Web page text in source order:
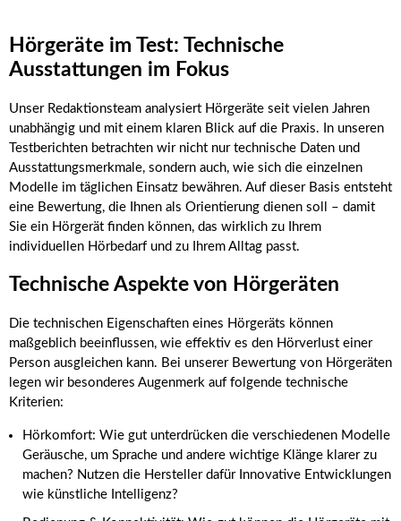
Hörgeräte im Test: Technische
Ausstattungen im Fokus
Unser Redaktionsteam analysiert Hörgeräte seit vielen Jahren
unabhängig und mit einem klaren Blick auf die Praxis. In unseren
Testberichten betrachten wir nicht nur technische Daten und
Ausstattungsmerkmale, sondern auch, wie sich die einzelnen
Modelle im täglichen Einsatz bewähren. Auf dieser Basis entsteht
eine Bewertung, die Ihnen als Orientierung dienen soll – damit
Sie ein Hörgerät finden können, das wirklich zu Ihrem
individuellen Hörbedarf und zu Ihrem Alltag passt.
Technische Aspekte von Hörgeräten
Die technischen Eigenschaften eines Hörgeräts können
maßgeblich beeinflussen, wie effektiv es den Hörverlust einer
Person ausgleichen kann. Bei unserer Bewertung von Hörgeräten
legen wir besonderes Augenmerk auf folgende technische
Kriterien:
Hörkomfort: Wie gut unterdrücken die verschiedenen Modelle
Geräusche, um Sprache und andere wichtige Klänge klarer zu
machen? Nutzen die Hersteller dafür Innovative Entwicklungen
wie künstliche Intelligenz?